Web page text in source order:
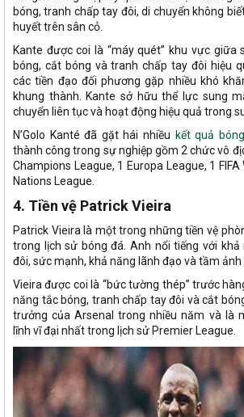
bóng, tranh chấp tay đôi, di chuyển không
huyết trên sân cỏ.
Kante được coi là “máy quét” khu vực giữa
bóng, cắt bóng và tranh chấp tay đôi hiệu
các tiền đạo đối phương gặp nhiều khó
khung thành. Kante sở hữu thể lực sung
chuyển liên tục và hoạt động hiệu quả trong
N’Golo Kanté đã gặt hái nhiều kết quả
thành công trong sự nghiệp gồm 2 chức vô
Champions League, 1 Europa League, 1 FIFA
Nations League.
4. Tiền vệ Patrick Vieira
Patrick Vieira là một trong những tiền vệ
trong lịch sử bóng đá. Anh nổi tiếng với
đôi, sức mạnh, khả năng lãnh đạo và tầm
Vieira được coi là “bức tường thép” trước
năng tắc bóng, tranh chấp tay đôi và cắt
trưởng của Arsenal trong nhiều năm và là
lĩnh vĩ đại nhất trong lịch sử Premier League.